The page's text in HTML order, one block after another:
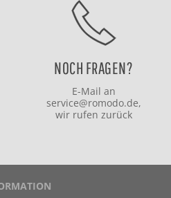
NOCH FRAGEN?
E-Mail an
service@romodo.de,
wir rufen zurück